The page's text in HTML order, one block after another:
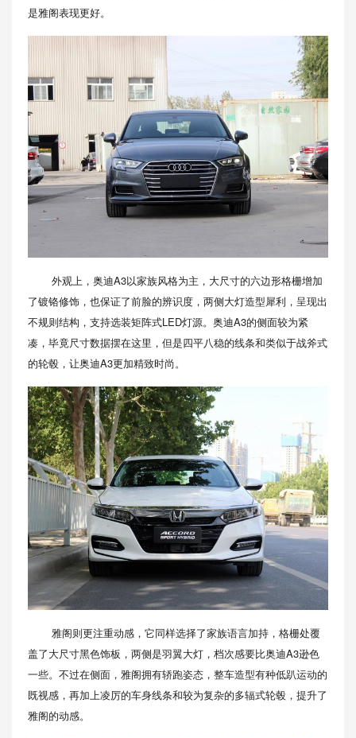
是雅阁表现更好。
外观上，奥迪A3以家族风格为主，大尺寸的六边形格栅增加
了镀铬修饰，也保证了前脸的辨识度，两侧大灯造型犀利，呈现出
不规则结构，支持选装矩阵式LED灯源。奥迪A3的侧面较为紧
凑，毕竟尺寸数据摆在这里，但是四平八稳的线条和类似于战斧式
的轮毂，让奥迪A3更加精致时尚。
雅阁则更注重动感，它同样选择了家族语言加持，格栅处覆
盖了大尺寸黑色饰板，两侧是羽翼大灯，档次感要比奥迪A3逊色
一些。不过在侧面，雅阁拥有轿跑姿态，整车造型有种低趴运动的
既视感，再加上凌厉的车身线条和较为复杂的多辐式轮毂，提升了
雅阁的动感。